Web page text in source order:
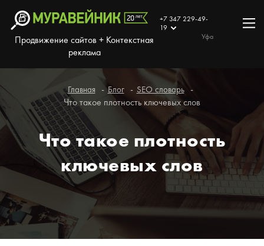
Продвижение сайтов + Контекстная
реклама
+7 347 229-49-
19
Уфа
Главная Блог SEO словарь
Что такое плотность ключевых слов
Что такое плотность
ключевых слов